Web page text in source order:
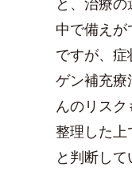
中で備え
ですが、症
ゲン補充
んのリス
整理した上
と判断して